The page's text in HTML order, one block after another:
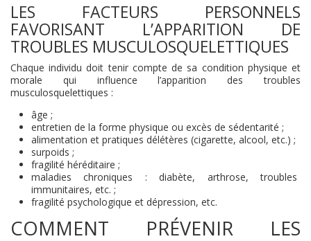
LES FACTEURS PERSONNELS
FAVORISANT L’APPARITION DE
TROUBLES MUSCULOSQUELETTIQUES
Chaque individu doit tenir compte de sa condition physique et
morale qui influence l’apparition des troubles
musculosquelettiques :
âge ;
entretien de la forme physique ou excès de sédentarité ;
alimentation et pratiques délétères (cigarette, alcool, etc.) ;
surpoids ;
fragilité héréditaire ;
maladies chroniques : diabète, arthrose, troubles
immunitaires, etc. ;
fragilité psychologique et dépression, etc.
COMMENT PRÉVENIR LES